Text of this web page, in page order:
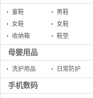
童鞋
男鞋
女鞋
女鞋
收纳箱
鞋垫
母婴用品
洗护用品 日常防护
手机数码